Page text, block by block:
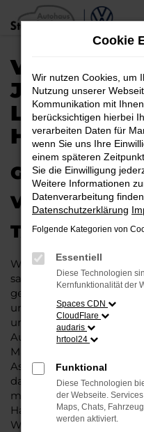
Zum
Hauptinhalt
VW TAIGO
HAMBURG
GAS GEBEN
VIELLEICHT
TAIGO
Wer Argumente für einen
sammelt, wird schnell
geschaffen für Fahrten
und überzeugt durch
und die Liebe zum
Ausstattung in dieser
Maßstäbe gesetzt
Assistenzsysteme und
dann ist da noch das
mit der Zunge schnalzen
Hamburg ist eijn VW
Wahl, alldieweil Sie
Cookie
Wir nutzen Cookies, um
Nutzung unserer
Kommunikation mit
berücksichtigen hierbei
verarbeiten Daten für
wenn Sie uns Ihre
einem späteren
Sie die Einwilligung
Weitere Informationen
Datenverarbeitung
Datenschutzerklärung
Folgende Kategorien von
Essentiell
Diese Technologien
Kernfunktionalität der
Spaces CDN
CloudFlare
audaris
hrtool24
Funktional
Diese Technologien
der Webseite.
Maps, Chats,
werden aktiviert.